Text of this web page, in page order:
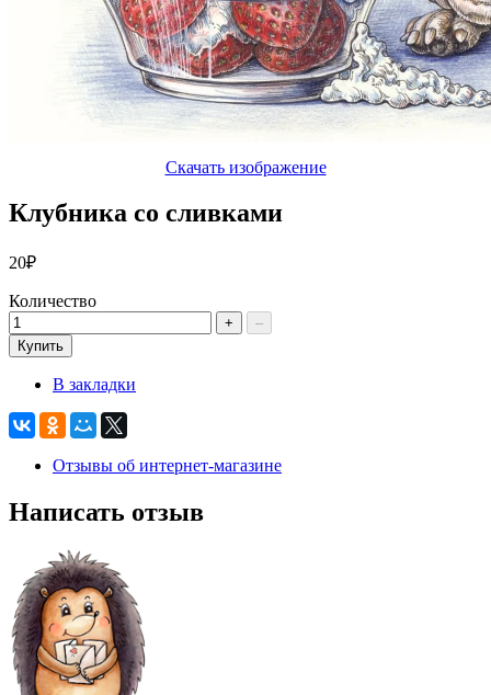
Скачать изображение
Клубника со сливками
20₽
Количество
+
–
Купить
В закладки
Отзывы об интернет-магазине
Написать отзыв